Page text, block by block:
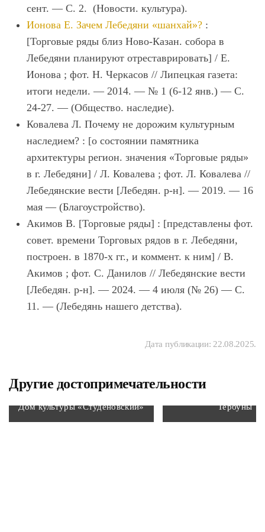
сент. — С. 2. (Новости. культура).
Ионова Е. Зачем Лебедяни «шанхай»? :
[Торговые ряды близ Ново-Казан. собора в
Лебедяни планируют отреставрировать] / Е.
Ионова ; фот. Н. Черкасов // Липецкая газета:
итоги недели. — 2014. — № 1 (6-12 янв.) — С.
24-27. — (Общество. наследие).
Ковалева Л. Почему не дорожим культурным
наследием? : [о состоянии памятника
архитектуры регион. значения «Торговые ряды»
в г. Лебедяни] / Л. Ковалева ; фот. Л. Ковалева //
Лебедянские вести [Лебедян. р-н]. — 2019. — 16
мая — (Благоустройство).
Акимов В. [Торговые ряды] : [представлены фот.
совет. времени Торговых рядов в г. Лебедяни,
построен. в 1870-х гг., и коммент. к ним] / В.
Акимов ; фот. С. Данилов // Лебедянские вести
[Лебедян. р-н]. — 2024. — 4 июля (№ 26) — С.
11. — (Лебедянь нашего детства).
Дата публикации: 22.08.2025.
Другие достопримечательности
Дом культуры «Студёновский»
Тербуны